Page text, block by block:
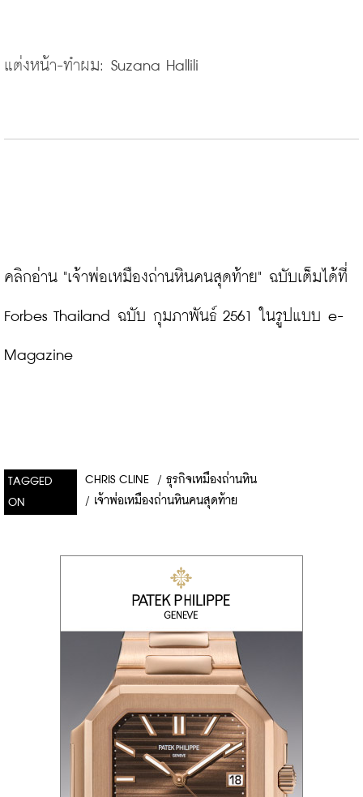
แต่งหน้า-ทำผม: Suzana Hallili
คลิกอ่าน "เจ้าพ่อเหมืองถ่านหินคนสุดท้าย" ฉบับเต็มได้ที่
Forbes Thailand ฉบับ กุมภาพันธ์ 2561 ในรูปแบบ e-
Magazine
TAGGED
ON
CHRIS CLINE / ธุรกิจเหมืองถ่านหิน
/ เจ้าพ่อเหมืองถ่านหินคนสุดท้าย